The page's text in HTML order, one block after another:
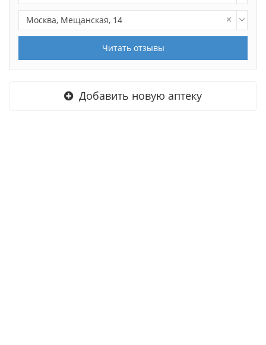
Москва, Мещанская, 14
Читать отзывы
Добавить новую аптеку